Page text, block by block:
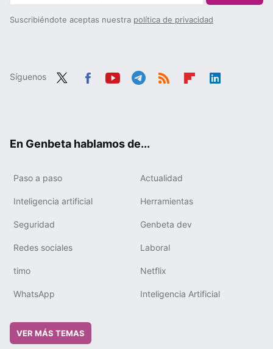
Suscribiéndote aceptas nuestra política de privacidad
Síguenos
En Genbeta hablamos de...
Paso a paso Actualidad
Inteligencia artificial Herramientas
Seguridad Genbeta dev
Redes sociales Laboral
timo Netflix
WhatsApp Inteligencia Artificial
VER MÁS TEMAS